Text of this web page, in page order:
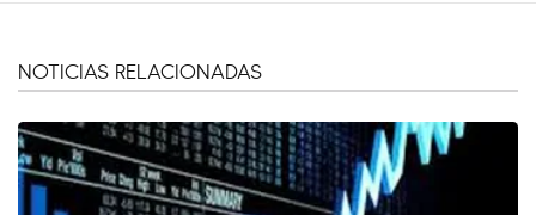
NOTICIAS RELACIONADAS